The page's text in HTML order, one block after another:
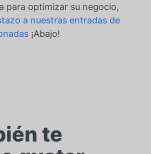
para optimizar su negocio,
a nuestras entradas de
¡Abajo!
te